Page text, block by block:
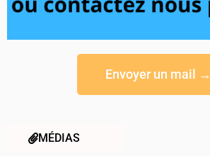
Envoyer un mail →
MÉDIAS